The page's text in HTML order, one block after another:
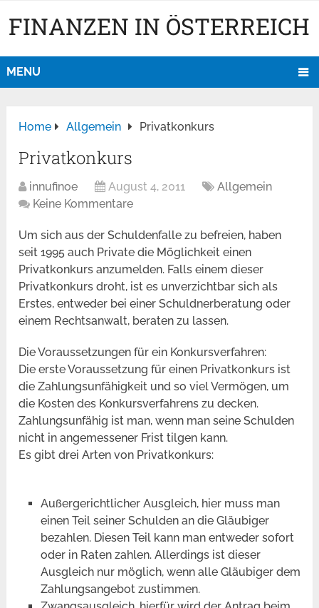
FINANZEN IN ÖSTERREICH
MENU
Home Allgemein Privatkonkurs
Privatkonkurs
innufinoe August 4, 2011
Allgemein
Keine Kommentare
Um sich aus der Schuldenfalle zu befreien, haben
seit 1995 auch Private die Möglichkeit einen
Privatkonkurs anzumelden. Falls einem dieser
Privatkonkurs droht, ist es unverzichtbar sich als
Erstes, entweder bei einer Schuldnerberatung oder
einem Rechtsanwalt, beraten zu lassen.
Die Voraussetzungen für ein Konkursverfahren:
Die erste Voraussetzung für einen Privatkonkurs ist
die Zahlungsunfähigkeit und so viel Vermögen, um
die Kosten des Konkursverfahrens zu decken.
Zahlungsunfähig ist man, wenn man seine Schulden
nicht in angemessener Frist tilgen kann.
Es gibt drei Arten von Privatkonkurs:
Außergerichtlicher Ausgleich, hier muss man
einen Teil seiner Schulden an die Gläubiger
bezahlen. Diesen Teil kann man entweder sofort
oder in Raten zahlen. Allerdings ist dieser
Ausgleich nur möglich, wenn alle Gläubiger dem
Zahlungsangebot zustimmen.